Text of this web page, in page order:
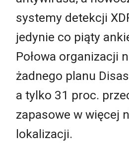
systemy detekcji
jedynie co piąty
Połowa organizacji
żadnego planu
a tylko 31 proc.
zapasowe w więcej
lokalizacji.